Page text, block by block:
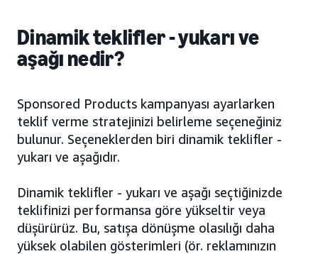
Dinamik teklifler - yukarı ve
aşağı nedir?
Sponsored Products kampanyası ayarlarken
teklif verme stratejinizi belirleme seçeneğiniz
bulunur. Seçeneklerden biri dinamik teklifler -
yukarı ve aşağıdır.
Dinamik teklifler - yukarı ve aşağı seçtiğinizde
teklifinizi performansa göre yükseltir veya
düşürürüz. Bu, satışa dönüşme olasılığı daha
yüksek olabilen gösterimleri (ör. reklamınızın